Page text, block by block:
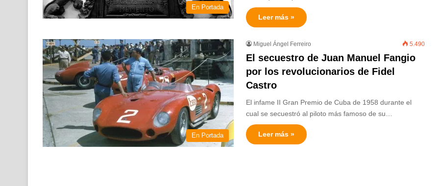
En Portada
Leer más »
En Portada
Miguel Ángel Ferreiro 5.490
El secuestro de Juan Manuel Fangio
por los revolucionarios de Fidel
Castro
El infame II Gran Premio de Cuba de 1958 durante el
cual se secuestró al piloto más famoso de su…
Leer más »